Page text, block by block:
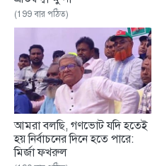
(199 বার পঠিত)
আমরা বলছি, গণভোট যদি হতেই
হয় নির্বাচনের দিনে হতে পারে:
মির্জা ফখরুল